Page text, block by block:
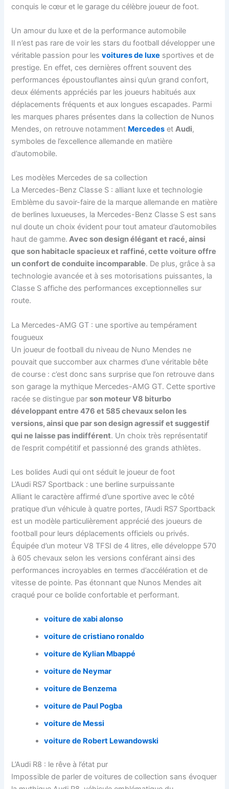
conquis le cœur et le garage du célèbre joueur de foot.
Un amour du luxe et de la performance automobile
Il n’est pas rare de voir les stars du football développer une
véritable passion pour lesvoitures de luxe sportives et de
prestige. En effet, ces dernières offrent souvent des
performances époustouflantes ainsi qu’un grand confort,
deux éléments appréciés par les joueurs habitués aux
déplacements fréquents et aux longues escapades. Parmi
les marques phares présentes dans la collection de Nunos
Mendes, on retrouve notamment Mercedes etAudi,
symboles de l’excellence allemande en matière
d’automobile.
Les modèles Mercedes de sa collection
La Mercedes-Benz Classe S : alliant luxe et technologie
Emblème du savoir-faire de la marque allemande en matière
de berlines luxueuses, la Mercedes-Benz Classe S est sans
nul doute un choix évident pour tout amateur d’automobiles
haut de gamme. Avec son design élégant et racé, ainsi
que son habitacle spacieux et raffiné, cette voiture offre
un confort de conduite incomparable. De plus, grâce à sa
technologie avancée et à ses motorisations puissantes, la
Classe S affiche des performances exceptionnelles sur
route.
La Mercedes-AMG GT : une sportive au tempérament
fougueux
Un joueur de football du niveau de Nuno Mendes ne
pouvait que succomber aux charmes d’une véritable bête
de course : c’est donc sans surprise que l’on retrouve dans
son garage la mythique Mercedes-AMG GT. Cette sportive
racée se distingue parson moteur V8 biturbo
développant entre 476 et 585 chevaux selon les
versions, ainsi que par son design agressif et suggestif
qui ne laisse pas indifférent. Un choix très représentatif
de l’esprit compétitif et passionné des grands athlètes.
Les bolides Audi qui ont séduit le joueur de foot
L’Audi RS7 Sportback : une berline surpuissante
Alliant le caractère affirmé d’une sportive avec le côté
pratique d’un véhicule à quatre portes, l’Audi RS7 Sportback
est un modèle particulièrement apprécié des joueurs de
football pour leurs déplacements officiels ou privés.
Équipée d’un moteur V8 TFSI de 4 litres, elle développe 570
à 605 chevaux selon les versions conférant ainsi des
performances incroyables en termes d’accélération et de
vitesse de pointe. Pas étonnant que Nunos Mendes ait
craqué pour ce bolide confortable et performant.
voiture de xabi alonso
voiture de cristiano ronaldo
voiture de Kylian Mbappé
voiture de Neymar
voiture de Benzema
voiture de Paul Pogba
voiture de Messi
voiture de Robert Lewandowski
L’Audi R8 : le rêve à l’état pur
Impossible de parler de voitures de collection sans évoquer